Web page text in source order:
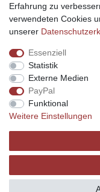
Service
Zahlungsarten
Lieferung und Abholung
Unternehmen
Über uns
Karriere
Kontakt
Erfahrung zu
verwendeten Cookies
unserer
Essenziell
Statistik
Externe Medien
PayPal
Funktional
Weitere Einstellungen